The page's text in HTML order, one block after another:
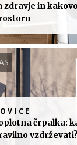
zdravje in
črpalka:
vzdrževati?